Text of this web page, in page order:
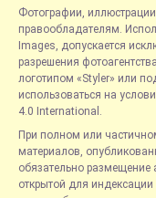
Фотографии,
правообладателям.
Images, допускается
разрешения
логотипом «Styler» или
использоваться на
4.0 International.
При полном или
материалов,
обязательно размещение
открытой для